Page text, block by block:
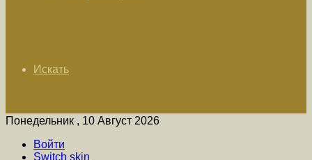
Искать
Понедельник , 10 Август 2026
Войти
Switch skin